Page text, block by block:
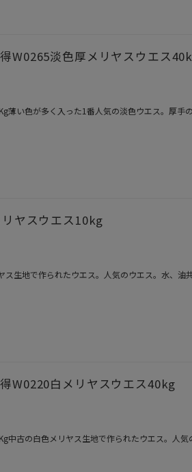
W0265淡色厚メリヤスウエス
薄い色が多く入った1番人気の淡色ウエス。厚手
ヤスウエス10kg
ス生地で作られたウエス。人気のウエス。水、油
W0220白メリヤスウエス40kg
中古の白色メリヤス生地で作られたウエス。人